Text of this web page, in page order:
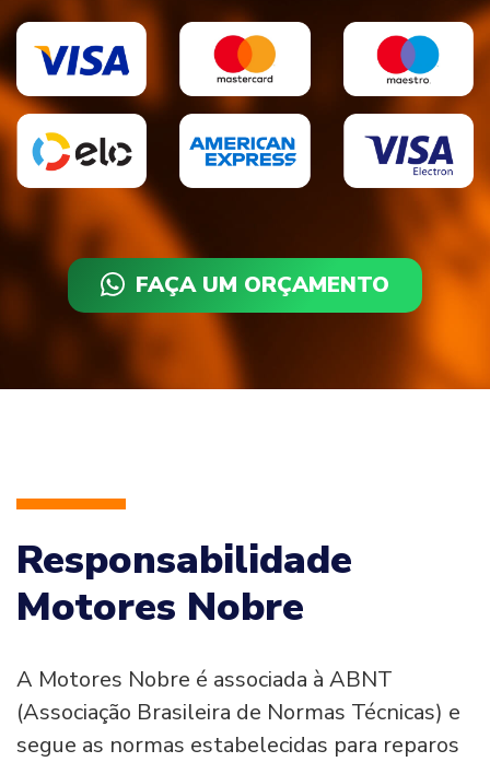
FAÇA UM ORÇAMENTO
Responsabilidade
Motores Nobre
A Motores Nobre é associada à ABNT
(Associação Brasileira de Normas Técnicas) e
segue as normas estabelecidas para reparos